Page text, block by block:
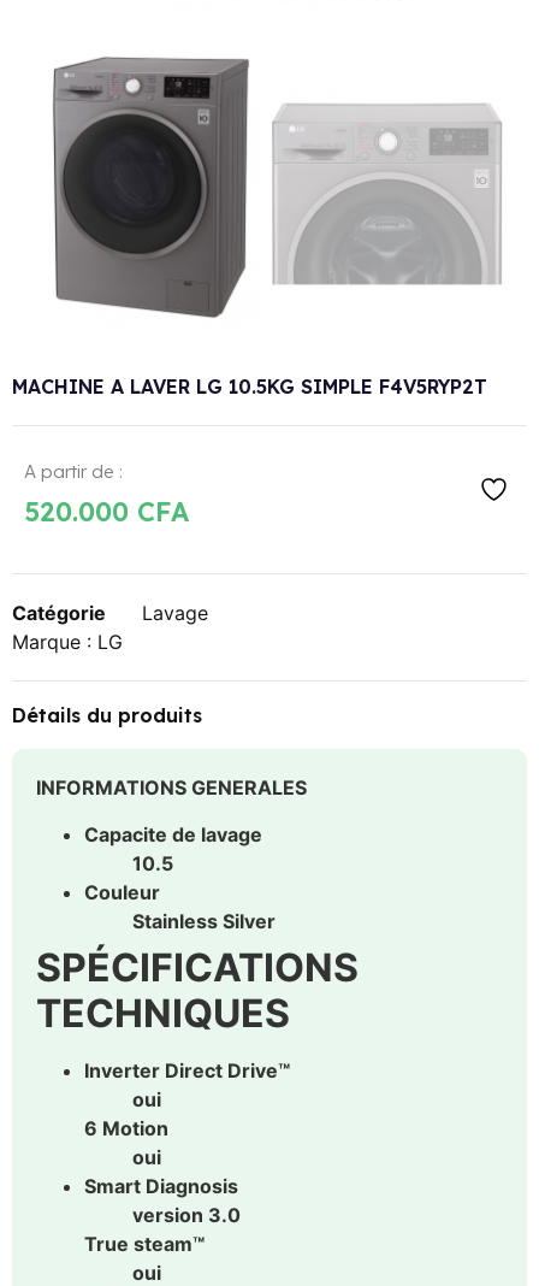
MACHINE A LAVER LG 10.5KG SIMPLE F4V5RYP2T
A partir de :
520.000 CFA
Catégorie
Lavage
Marque : LG
Détails du produits
INFORMATIONS GENERALES
Capacite de lavage
10.5
Couleur
Stainless Silver
SPÉCIFICATIONS
TECHNIQUES
Inverter Direct Drive™
oui
6 Motion
oui
Smart Diagnosis
version 3.0
True steam™
oui